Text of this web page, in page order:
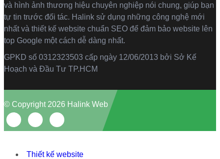
và hình ảnh thương hiệu chuyên nghiệp nói chung, giúp bạn
tự tin trước đối tác. Halink sử dụng những công nghệ mới
nhất và thiết kế website chuẩn SEO để đảm bảo website lên
top Google một cách dễ dàng nhất.
GPKD số 0312323503 cấp ngày 12/06/2013 bởi Sở Kế
Hoạch và Đầu Tư TP.HCM
© Copyright 2026 Halink Web
Thiết kế website